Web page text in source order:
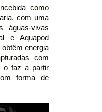
como
com uma
águas-vivas
e Aquapod
energia
com
o faz a partir
forma de